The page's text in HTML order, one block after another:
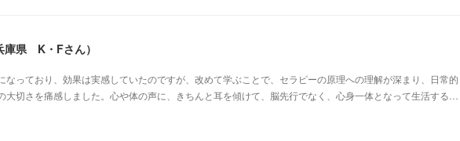
庫県 K・Fさん）
なっており、効果は実感していたのですが、改めて学ぶことで、セラピーの原理への理解が深まり、日常的
大切さを痛感しました。心や体の声に、きちんと耳を傾けて、脳先行でなく、心身一体となって生活する…